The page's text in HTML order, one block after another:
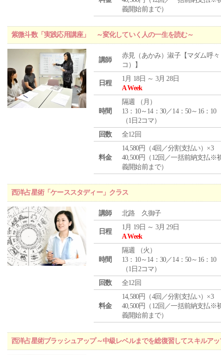
義開始前まで）
紫微斗数「実践応用講座」 ～変化していく人の一生を読む～
講師
赤見（あかみ）淑子【マダム呼々
コ）】
日程
1月 18日 ～ 3月 28日
A Week
時間
隔週 （ 月 ）
13：10～14：30／14：50～16：10
（1日2コマ）
回数
全12回
料金
14,580円（4回／分割支払い）×3
40,500円（12回／一括前納支払※
義開始前まで）
西洋占星術「ケーススタディー」クラス
講師 北路 久御子
日程
1月 19日 ～ 3月 29日
A Week
時間
隔週 （火 ）
13：10～14：30／14：50～16：10
（1日2コマ）
回数
全12回
料金
14,580円（4回／分割支払い）×3
40,500円（12回／一括前納支払※
義開始前まで）
西洋占星術ブラッシュアップ～中級レベルまでを総復習してスキルア